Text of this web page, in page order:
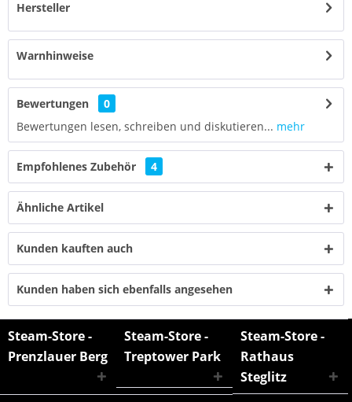
Hersteller
Warnhinweise
Bewertungen
0
Bewertungen lesen, schreiben und diskutieren... mehr
Empfohlenes Zubehör 4
Ähnliche Artikel
Kunden kauften auch
Kunden haben sich ebenfalls angesehen
Steam-Store -
Prenzlauer Berg
Steam-Store -
Treptower Park
Steam-Store -
Rathaus
Steglitz